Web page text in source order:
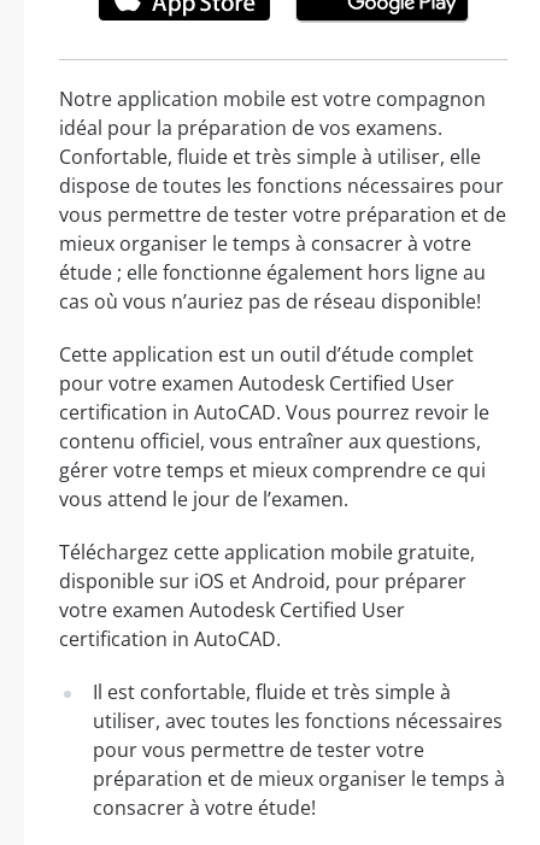
Notre application mobile est votre compagnon
idéal pour la préparation de vos examens.
Confortable, fluide et très simple à utiliser, elle
dispose de toutes les fonctions nécessaires pour
vous permettre de tester votre préparation et de
mieux organiser le temps à consacrer à votre
étude ; elle fonctionne également hors ligne au
cas où vous n’auriez pas de réseau disponible!
Cette application est un outil d’étude complet
pour votre examen Autodesk Certified User
certification in AutoCAD. Vous pourrez revoir le
contenu officiel, vous entraîner aux questions,
gérer votre temps et mieux comprendre ce qui
vous attend le jour de l’examen.
Téléchargez cette application mobile gratuite,
disponible sur iOS et Android, pour préparer
votre examen Autodesk Certified User
certification in AutoCAD.
Il est confortable, fluide et très simple à
utiliser, avec toutes les fonctions nécessaires
pour vous permettre de tester votre
préparation et de mieux organiser le temps à
consacrer à votre étude!